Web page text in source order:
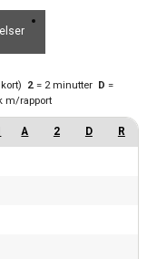
2= 2 minutter D =
m/rapport